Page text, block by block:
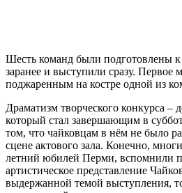
Шесть команд были подготовлены
заранее и выступили сразу. Первое
поджаренным на костре одной из
Драматизм творческого конкурса –
который стал завершающим в
том, что чайковцам в нём не было
сцене актового зала. Конечно,
летний юбилей Перми, вспомнили
артистическое представление
выдержанной темой выступления,